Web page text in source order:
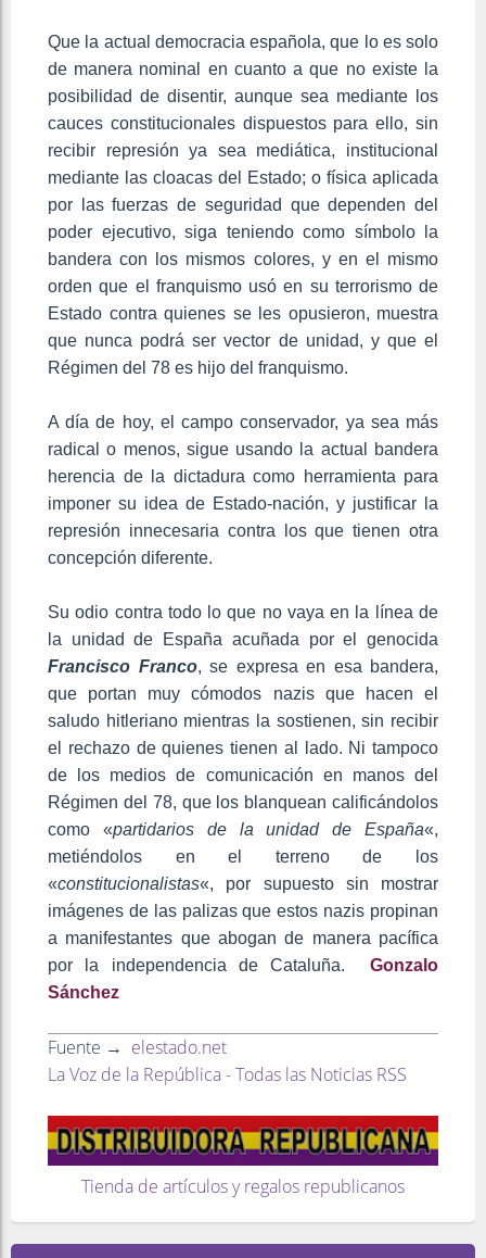
Que la actual democracia española, que lo es solo
de manera nominal en cuanto a que no existe la
posibilidad de disentir, aunque sea mediante los
cauces constitucionales dispuestos para ello, sin
recibir represión ya sea mediática, institucional
mediante las cloacas del Estado; o física aplicada
por las fuerzas de seguridad que dependen del
poder ejecutivo, siga teniendo como símbolo la
bandera con los mismos colores, y en el mismo
orden que el franquismo usó en su terrorismo de
Estado contra quienes se les opusieron, muestra
que nunca podrá ser vector de unidad, y que el
Régimen del 78 es hijo del franquismo.
A día de hoy, el campo conservador, ya sea más
radical o menos, sigue usando la actual bandera
herencia de la dictadura como herramienta para
imponer su idea de Estado-nación, y justificar la
represión innecesaria contra los que tienen otra
concepción diferente.
Su odio contra todo lo que no vaya en la línea de
la unidad de España acuñada por el genocida
Francisco Franco, se expresa en esa bandera,
que portan muy cómodos nazis que hacen el
saludo hitleriano mientras la sostienen, sin recibir
el rechazo de quienes tienen al lado. Ni tampoco
de los medios de comunicación en manos del
Régimen del 78, que los blanquean calificándolos
como «partidarios de la unidad de España«,
metiéndolos en el terreno de los
«constitucionalistas«, por supuesto sin mostrar
imágenes de las palizas que estos nazis propinan
a manifestantes que abogan de manera pacífica
por la independencia de Cataluña. Gonzalo
Sánchez
Fuente → elestado.net
La Voz de la República - Todas las Noticias RSS
Tienda de artículos y regalos republicanos